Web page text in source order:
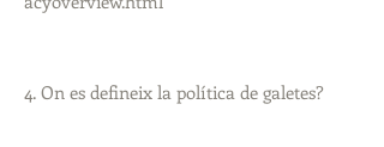
4. On es defineix la política de galetes?